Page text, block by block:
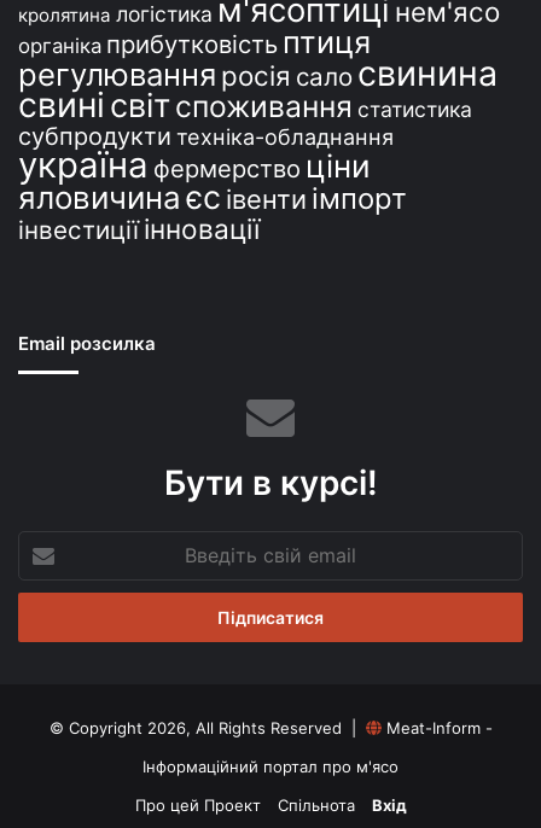
кролятина логістика м'ясоптиці нем'ясо
органіка прибутковість птиця
регулювання росія сало свинина
свині світспоживання статистика
субпродукти техніка-обладнання
україна фермерство ціни
яловичинаєс івенти імпорт
інвестиції інновації
Email розсилка
Бути в курсі!
свій
email
© Copyright 2026, All Rights Reserved |
Meat-Inform -
Інформаційний портал про м'ясо
Про цей Проект
Спільнота Вхід